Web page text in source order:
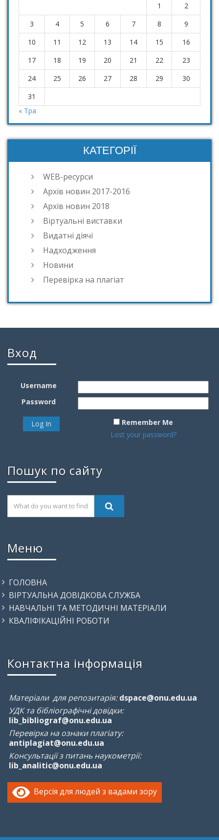
1
2
3
4 5 6 7 8
9
10
11 12 13 14 15
16
17
18 19 20 21 22
23
24
25 26 27 28 29
30
31
« Тра
КАТЕГОРІЇ
WEB-ресурси
Архів новин 2017-2016
Архів новин 2018
Віртуальні виставки
Видатні діячі
Надходження
Новини
Перевірка на плагіат
Вход
Username
Password
Remember Me
Lost your password?
Пошук по сайту
Меню
ГОЛОВНА
ВІРТУАЛЬНА ДОВІДКОВА СЛУЖБА
НАВЧАЛЬНІ ТА МЕТОДИЧНІ МАТЕРІАЛИ
КВАЛІФІКАЦІЙНІ РОБОТИ
Контактна інформація
Матеріали для репозитарія: dspace@onu.edu.ua
УДК та бібліографічні довідки:
lib_bibliograf@onu.edu.ua
Перевірка на ознаки плагіату:
antiplagiat@onu.edu.ua
Консультації з питань наукометрії:
lib_analitic@onu.edu.ua
Версія для людей з вадами зору